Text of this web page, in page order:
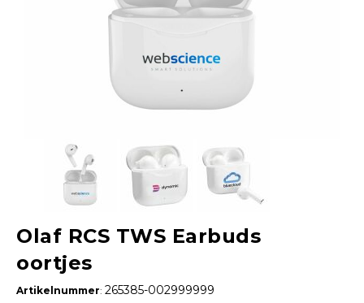
Olaf RCS TWS Earbuds
oortjes
Artikelnummer:265385-002999999